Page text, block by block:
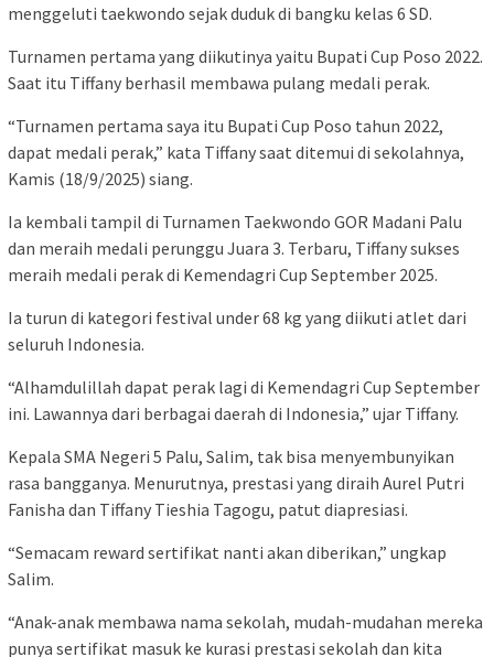
menggeluti taekwondo sejak duduk di bangku kelas 6 SD.
Turnamen pertama yang diikutinya yaitu Bupati Cup Poso 2022.
Saat itu Tiffany berhasil membawa pulang medali perak.
“Turnamen pertama saya itu Bupati Cup Poso tahun 2022,
dapat medali perak,” kata Tiffany saat ditemui di sekolahnya,
Kamis (18/9/2025) siang.
Ia kembali tampil di Turnamen Taekwondo GOR Madani Palu
dan meraih medali perunggu Juara 3. Terbaru, Tiffany sukses
meraih medali perak di Kemendagri Cup September 2025.
Ia turun di kategori festival under 68 kg yang diikuti atlet dari
seluruh Indonesia.
“Alhamdulillah dapat perak lagi di Kemendagri Cup September
ini. Lawannya dari berbagai daerah di Indonesia,” ujar Tiffany.
Kepala SMA Negeri 5 Palu, Salim, tak bisa menyembunyikan
rasa bangganya. Menurutnya, prestasi yang diraih Aurel Putri
Fanisha dan Tiffany Tieshia Tagogu, patut diapresiasi.
“Semacam reward sertifikat nanti akan diberikan,” ungkap
Salim.
“Anak-anak membawa nama sekolah, mudah-mudahan mereka
punya sertifikat masuk ke kurasi prestasi sekolah dan kita